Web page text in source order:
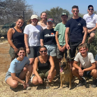
können auf dem
(bei Windhoek, ca. 3
geschützt wie nötig